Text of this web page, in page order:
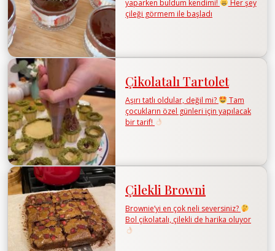
yaparken buldum kendimi!
Her şey
çileği görmem ile başladı
Çikolatalı Tartolet
Aşırı tatlı oldular, değil mi?
Tam
çocukların özel günleri için yapılacak
bir tarif!
Çilekli Browni
Brownie’yi en çok neli seversiniz?
Bol çikolatalı, çilekli de harika oluyor